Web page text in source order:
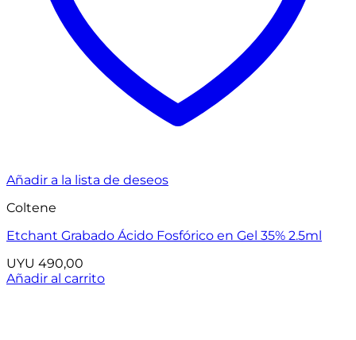
Añadir a la lista de deseos
Coltene
Etchant Grabado Ácido Fosfórico en Gel 35% 2.5ml
UYU 490,00
Añadir al carrito